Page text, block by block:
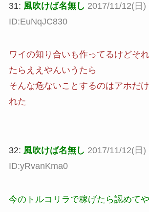
31: 風吹けば名無し 2017/11/12(日)
ID:EuNqJC830
ワイの知り合いも作ってるけどそ
たらええやんいうたら
そんな危ないことするのはアホだ
れた
32: 風吹けば名無し 2017/11/12(日)
ID:yRvanKma0
今のトルコリラで稼げたら認めて